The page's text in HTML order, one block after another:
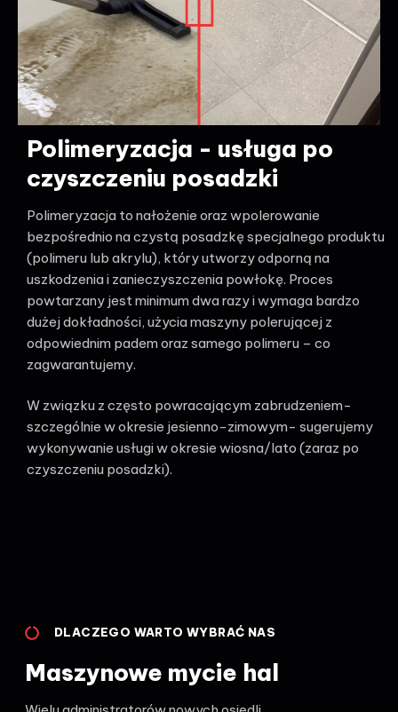
Polimeryzacja - usługa po
czyszczeniu posadzki
Polimeryzacja to nałożenie oraz wpolerowanie
bezpośrednio na czystą posadzkę specjalnego produktu
(polimeru lub akrylu), który utworzy odporną na
uszkodzenia i zanieczyszczenia powłokę. Proces
powtarzany jest minimum dwa razy i wymaga bardzo
dużej dokładności, użycia maszyny polerującej z
odpowiednim padem oraz samego polimeru – co
zagwarantujemy.
W związku z często powracającym zabrudzeniem-
szczególnie w okresie jesienno-zimowym- sugerujemy
wykonywanie usługi w okresie wiosna/lato (zaraz po
czyszczeniu posadzki).
DLACZEGO WARTO WYBRAĆ NAS
Maszynowe mycie hal